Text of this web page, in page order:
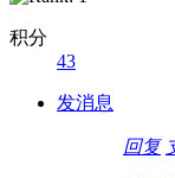
积分
43
发消息
回复